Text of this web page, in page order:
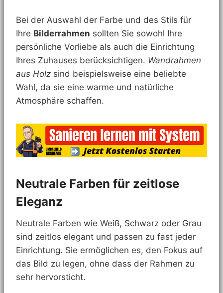
Bei der Auswahl der Farbe und des Stils für
Ihre Bilderrahmen sollten Sie sowohl Ihre
persönliche Vorliebe als auch die Einrichtung
Ihres Zuhauses berücksichtigen. Wandrahmen
aus Holz sind beispielsweise eine beliebte
Wahl, da sie eine warme und natürliche
Atmosphäre schaffen.
Neutrale Farben für zeitlose
Eleganz
Neutrale Farben wie Weiß, Schwarz oder Grau
sind zeitlos elegant und passen zu fast jeder
Einrichtung. Sie ermöglichen es, den Fokus auf
das Bild zu legen, ohne dass der Rahmen zu
sehr hervorsticht.